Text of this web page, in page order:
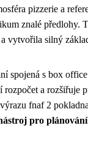
pizzerie a
znalé předlohy.
vytvořila silný
spojená s box
a rozšiřuje
fnaf 2
pro